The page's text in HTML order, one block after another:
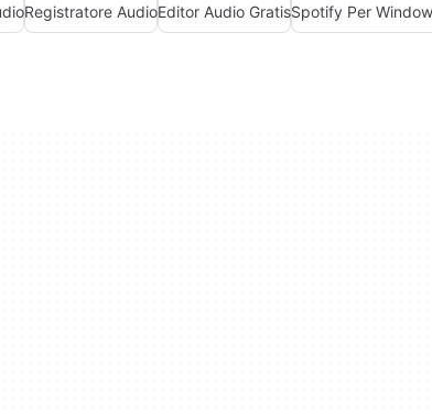
Registratore AudioEditor Audio GratisSpotify Per